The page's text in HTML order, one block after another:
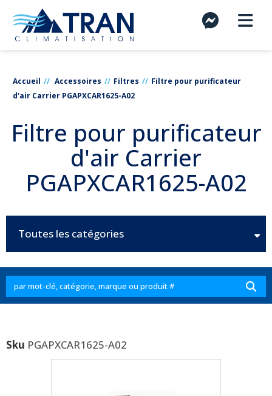
Accueil Accessoires Filtres
Filtre pour purificateur
d'air Carrier PGAPXCAR1625-A02
Filtre pour purificateur
d'air Carrier
PGAPXCAR1625-A02
Toutes les catégories
Sku PGAPXCAR1625-A02